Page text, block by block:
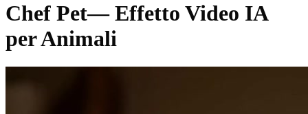
Chef Pet— Effetto Video IA
per Animali